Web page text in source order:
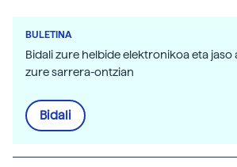
BULETINA
Bidali zure helbide elektronikoa eta
zure sarrera-ontzian
Bidali